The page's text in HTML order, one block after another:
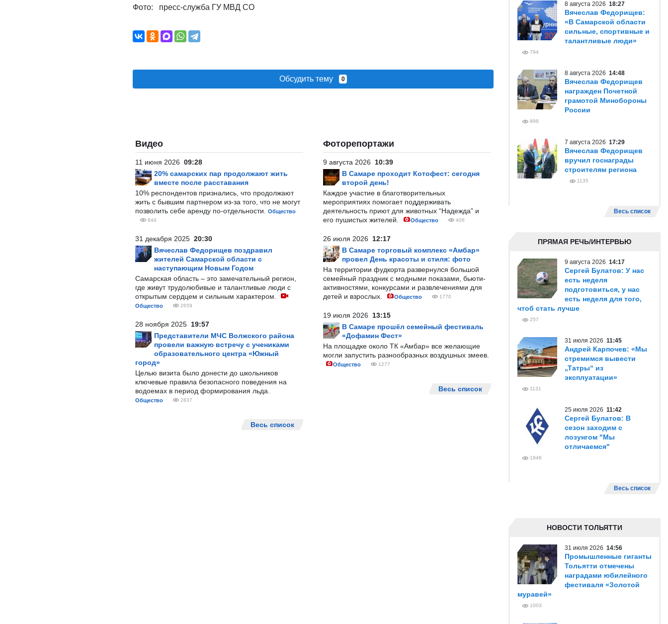
Фото: пресс-служба ГУ МВД СО
Обсудить тему 0
Видео
11 июня 2026 09:28
20% самарских пар продолжают жить
вместе после расставания
10% респондентов признались, что продолжают
жить с бывшим партнером из-за того, что не могут
позволить себе аренду по-отдельности.
Общество
844
31 декабря 2025 20:30
Вячеслав Федорищев поздравил
жителей Самарской области с
наступающим Новым Годом
Самарская область – это замечательный регион,
где живут трудолюбивые и талантливые люди с
открытым сердцем и сильным характером.
Общество 2659
28 ноября 2025 19:57
Представители МЧС Волжского района
провели важную встречу с учениками
образовательного центра «Южный
город»
Целью визита было донести до школьников
ключевые правила безопасного поведения на
водоемах в период формирования льда.
Общество 2837
Весь список
Фоторепортажи
9 августа 2026 10:39
В Самаре проходит Котофест: сегодня
второй день!
Каждое участие в благотворительных
мероприятиях помогает поддерживать
деятельность приют для животных “Надежда” и
его пушистых жителей.
Общество 406
26 июля 2026 12:17
В Самаре торговый комплекс «Амбар»
провел День красоты и стиля: фото
На территории фудкорта развернулся большой
семейный праздник с модными показами, бьюти-
активностями, конкурсами и развлечениями для
детей и взрослых.
Общество 1770
19 июля 2026 13:15
В Самаре прошёл семейный фестиваль
«Дофамин Фест»
На площадке около ТК «Амбар» все желающие
могли запустить разнообразных воздушных змеев.
Общество 1277
Весь список
8 августа 2026 18:27
Вячеслав Федорищев:
«В Самарской области
сильные, спортивные и
талантливые люди»
794
8 августа 2026 14:48
Вячеслав Федорищев
награжден Почетной
грамотой Минобороны
России
898
7 августа 2026 17:29
Вячеслав Федорищев
вручил госнаграды
строителям региона
1135
Весь список
ПРЯМАЯ РЕЧЬ/ИНТЕРВЬЮ
9 августа 2026 14:17
Сергей Булатов: У нас
есть неделя
подготовиться, у нас
есть неделя для того,
чтоб стать лучше
257
31 июля 2026 11:45
Андрей Карпочев: «Мы
стремимся вывести
„Татры“ из
эксплуатации»
1131
25 июля 2026 11:42
Сергей Булатов: В
сезон заходим с
лозунгом "Мы
отличаемся"
1846
Весь список
НОВОСТИ ТОЛЬЯТТИ
31 июля 2026 14:56
Промышленные гиганты
Тольятти отмечены
наградами юбилейного
фестиваля «Золотой
муравей»
1003